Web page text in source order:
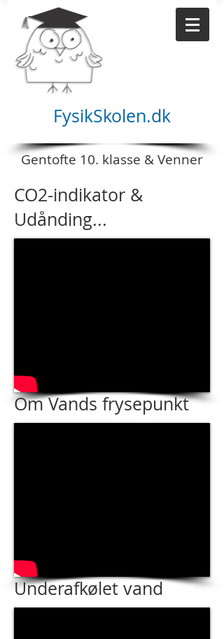
FysikSkolen.dk
Gentofte 10. klasse & Venner
CO2-indikator &
Udånding...
Om Vands frysepunkt
Underafkølet vand